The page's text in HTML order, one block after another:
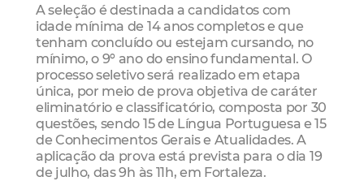
A seleção é destinada a candidatos com
idade mínima de 14 anos completos e que
tenham concluído ou estejam cursando, no
mínimo, o 9º ano do ensino fundamental. O
processo seletivo será realizado em etapa
única, por meio de prova objetiva de caráter
eliminatório e classificatório, composta por 30
questões, sendo 15 de Língua Portuguesa e 15
de Conhecimentos Gerais e Atualidades. A
aplicação da prova está prevista para o dia 19
de julho, das 9h às 11h, em Fortaleza.